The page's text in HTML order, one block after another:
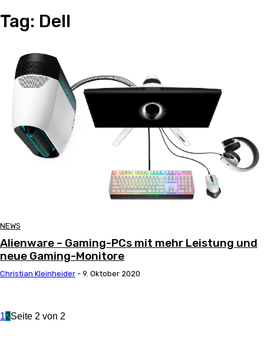
Tag: Dell
NEWS
Alienware – Gaming-PCs mit mehr Leistung und
neue Gaming-Monitore
Christian Kleinheider - 9. Oktober 2020
12Seite 2 von 2